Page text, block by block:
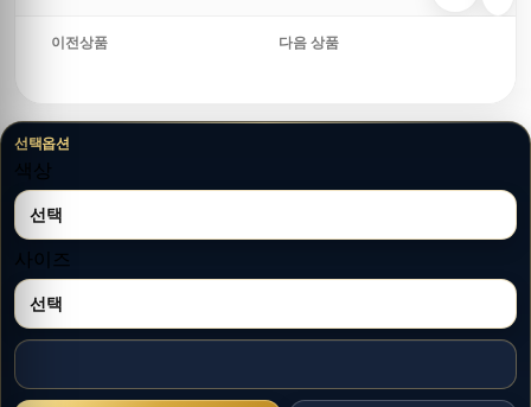
이전상품 다음 상품
선택옵션
색상
사이즈